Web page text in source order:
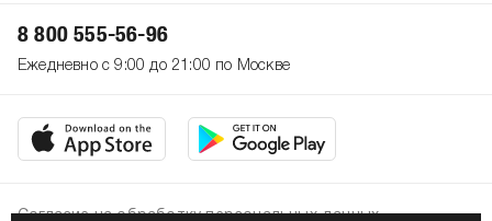
8 800 555-56-96
Ежедневно с 9:00 до 21:00 по Москве
Согласие на обработку персональных данных